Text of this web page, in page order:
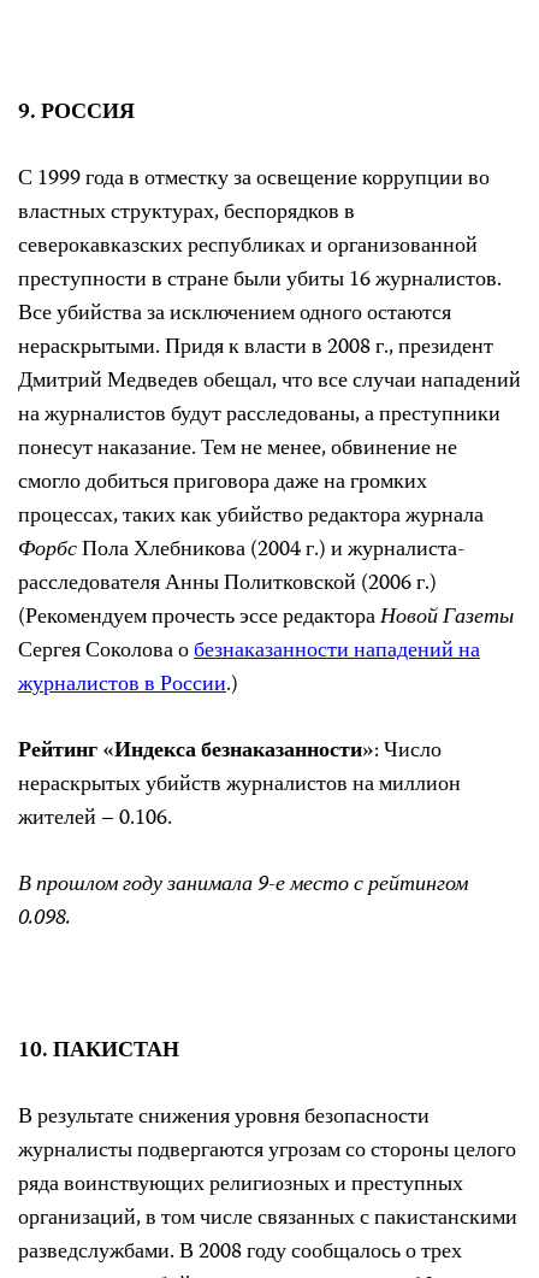
9. РОССИЯ
С 1999 года в отместку за освещение коррупции во
властных структурах, беспорядков в
северокавказских республиках и организованной
преступности в стране были убиты 16 журналистов.
Все убийства за исключением одного остаются
нераскрытыми. Придя к власти в 2008 г., президент
Дмитрий Медведев обещал, что все случаи нападений
на журналистов будут расследованы, а преступники
понесут наказание. Тем не менее, обвинение не
смогло добиться приговора даже на громких
процессах, таких как убийство редактора журнала
ФорбсПола Хлебникова (2004 г.) и журналиста-
расследователя Анны Политковской (2006 г.)
(Рекомендуем прочесть эссе редактораНовой Газеты
Сергея Соколова обезнаказанности нападений на
журналистов в России.)
Рейтинг «Индекса безнаказанности»: Число
нераскрытых убийств журналистов на миллион
жителей – 0.106.
В прошлом году занимала 9-е место с рейтингом
0.098.
10. ПАКИСТАН
В результате снижения уровня безопасности
журналисты подвергаются угрозам со стороны целого
ряда воинствующих религиозных и преступных
организаций, в том числе связанных с пакистанскими
разведслужбами. В 2008 году сообщалось о трех